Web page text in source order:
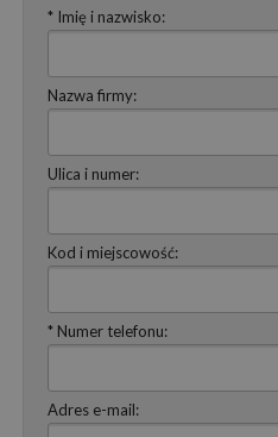
* Imię i nazwisko:
Nazwa firmy:
Ulica i numer:
Kod i miejscowość:
* Numer telefonu:
Adres e-mail: